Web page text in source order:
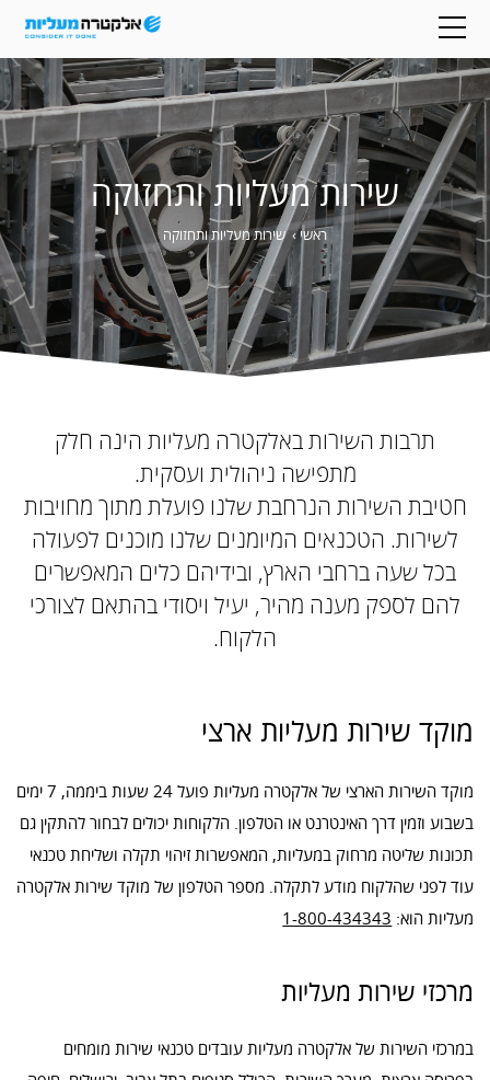
שירות מעליות ותחזוקה
ראשי›שירות מעליות ותחזוקה
תרבות השירות באלקטרה מעליות הינה חלק
מתפישה ניהולית ועסקית.
חטיבת השירות הנרחבת שלנו פועלת מתוך מחויבות
לשירות. הטכנאים המיומנים שלנו מוכנים לפעולה
בכל שעה ברחבי הארץ, ובידיהם כלים המאפשרים
להם לספק מענה מהיר, יעיל ויסודי בהתאם לצורכי
הלקוח.
מוקד שירות מעליות ארצי
מוקד השירות הארצי של אלקטרה מעליות פועל 24 שעות ביממה, 7 ימים
בשבוע וזמין דרך האינטרנט או הטלפון. הלקוחות יכולים לבחור להתקין גם
תכונות שליטה מרחוק במעליות, המאפשרות זיהוי תקלה ושליחת טכנאי
עוד לפני שהלקוח מודע לתקלה. מספר הטלפון של מוקד שירות אלקטרה
מעליות הוא: 1-800-434343
מרכזי שירות מעליות
במרכזי השירות של אלקטרה מעליות עובדים טכנאי שירות מומחים